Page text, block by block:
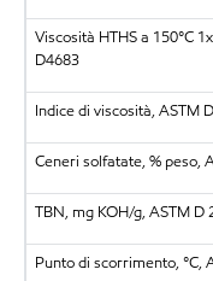
Viscosità HTHS a 150°C
D4683
Indice di viscosità, ASTM
Ceneri solfatate, % peso,
TBN, mg KOH/g, ASTM D
Punto di scorrimento, °C,